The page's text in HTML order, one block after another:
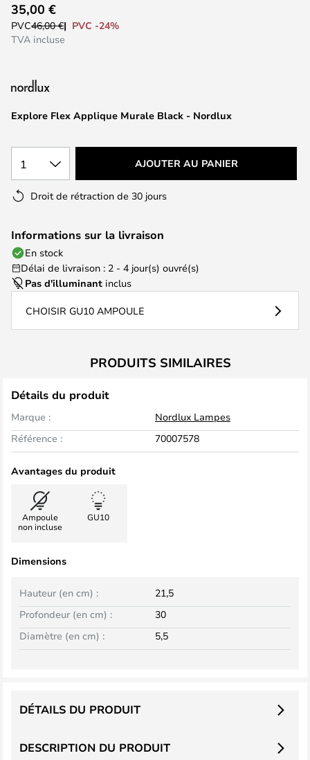
to
the
the
gallery
Explore Flex Applique Murale Black - Nordlux
35,00 €
PVC46,00 €
PVC -24%
TVA incluse
1 AJOUTER AU PANIER
Droit de rétraction de 30 jours
Informations sur la livraison
En stock
Délai de livraison : 2 - 4 jour(s) ouvré(s)
Pas d'illuminant inclus
CHOISIR GU10 AMPOULE
PRODUITS SIMILAIRES
Détails du produit
Marque :
Nordlux Lampes
Référence :
70007578
Avantages du produit
Ampoule
non incluse
GU10
Dimensions
Hauteur (en cm) :
21,5
Profondeur (en cm) :
30
Diamètre (en cm) :
5,5
DESCRIPTION DU PRODUIT
DÉTAILS DU PRODUIT